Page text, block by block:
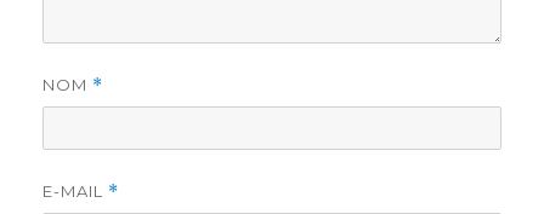
NOM *
E-MAIL *